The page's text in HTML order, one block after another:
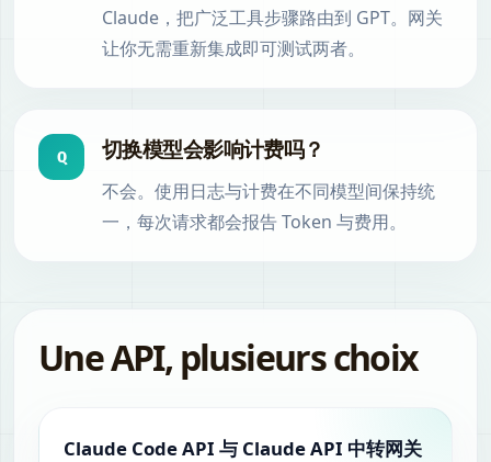
Claude，把广泛工具步骤路由到 GPT。网关
让你无需重新集成即可测试两者。
Q 切换模型会影响计费吗？
不会。使用日志与计费在不同模型间保持统
一，每次请求都会报告 Token 与费用。
Une API, plusieurs choix
Claude Code API 与 Claude API 中转网关